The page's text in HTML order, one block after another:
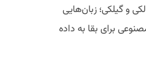
و گیلکی؛ زبان‌هایی
برای بقا به داده